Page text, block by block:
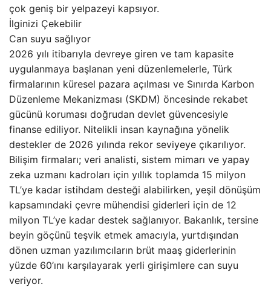
çok geniş bir yelpazeyi kapsıyor.
İlginizi Çekebilir
Can suyu sağlıyor
2026 yılı itibarıyla devreye giren ve tam kapasite
uygulanmaya başlanan yeni düzenlemelerle, Türk
firmalarının küresel pazara açılması ve Sınırda Karbon
Düzenleme Mekanizması (SKDM) öncesinde rekabet
gücünü koruması doğrudan devlet güvencesiyle
finanse ediliyor. Nitelikli insan kaynağına yönelik
destekler de 2026 yılında rekor seviyeye çıkarılıyor.
Bilişim firmaları; veri analisti, sistem mimarı ve yapay
zeka uzmanı kadroları için yıllık toplamda 15 milyon
TL’ye kadar istihdam desteği alabilirken, yeşil dönüşüm
kapsamındaki çevre mühendisi giderleri için de 12
milyon TL’ye kadar destek sağlanıyor. Bakanlık, tersine
beyin göçünü teşvik etmek amacıyla, yurtdışından
dönen uzman yazılımcıların brüt maaş giderlerinin
yüzde 60’ını karşılayarak yerli girişimlere can suyu
veriyor.